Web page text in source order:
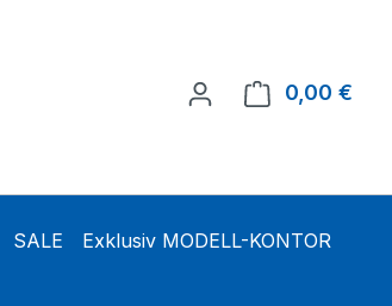
0,00 €
SALE
Exklusiv MODELL-KONTOR